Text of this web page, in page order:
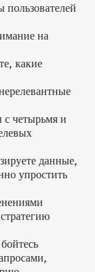
пользователей
на
какие
с четырьмя и
данные,
упростить